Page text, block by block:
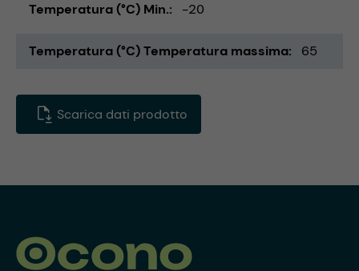
Temperatura (°C) Min. -20
Temperatura (°C) Temperatura massima 65
Scarica dati prodotto